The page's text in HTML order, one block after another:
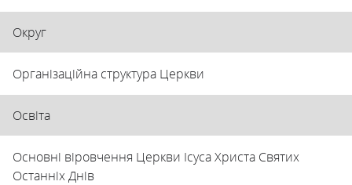
Округ
Організаційна структура Церкви
Освіта
Основні віровчення Церкви Ісуса Христа Святих
Останніх Днів